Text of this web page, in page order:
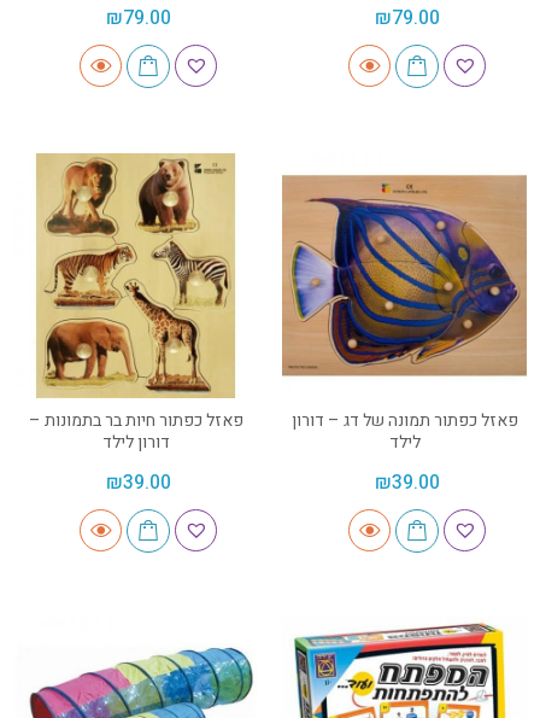
₪79.00
₪79.00
פאזל כפתור תמונה של דג – דורון
לילד
₪39.00
פאזל כפתור חיות בר בתמונות –
דורון לילד
₪39.00